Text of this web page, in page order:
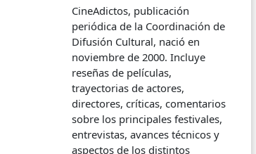
CineAdictos, publicación
periódica de la Coordinación de
Difusión Cultural, nació en
noviembre de 2000. Incluye
reseñas de películas,
trayectorias de actores,
directores, críticas, comentarios
sobre los principales festivales,
entrevistas, avances técnicos y
aspectos de los distintos